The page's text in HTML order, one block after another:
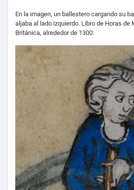
En la imagen, un ballestero cargando su
aljaba al lado izquierdo. Libro de Horas de
Británica, alrededor de 1300: